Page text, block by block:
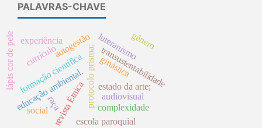
PALAVRAS-CHAVE
estado da arte;
protocolo prisma;
educação ambiental.
autogestão transustentabilidade
complexidade
formação científica
revista Étnicaescola paroquial
luteranismo
lápis cor de pele ginástica
audiovisual
gênero
raça
experiência
social
currículo